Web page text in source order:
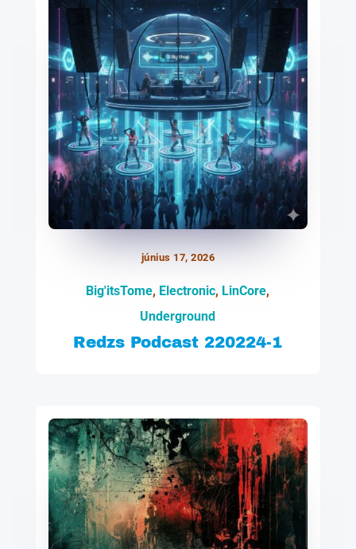
június 17, 2026
Big'itsTome, Electronic, LinCore,
Underground
Redzs Podcast 220224-1